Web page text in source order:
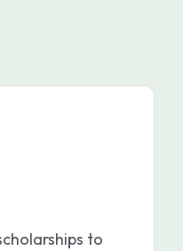
to